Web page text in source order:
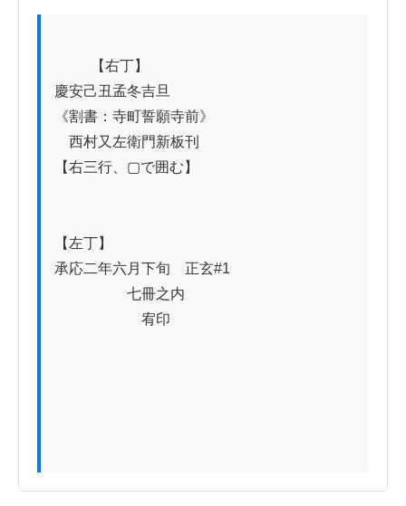
慶安己丑孟冬吉旦
《割書：寺町誓願寺前》
西村又左衛門新板刊
【右三行、▢で囲む】
【左丁】
承応二年六月下旬　正玄#1
七冊之内
宥印